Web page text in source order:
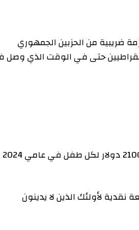
من الحزبين الجمهوري
حتى في الوقت الذي وصل فيه
سيزيد مشروع القانون الإعفاء الضريبي لمقدمي الرعاية من 2000 دولار إلى 2100 دولار لكل طفل في عامي 2024
لأولئك الذين لا يدينون